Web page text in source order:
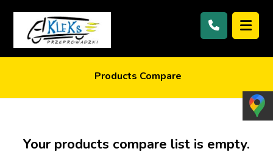
Products Compare
Your products compare list is empty.